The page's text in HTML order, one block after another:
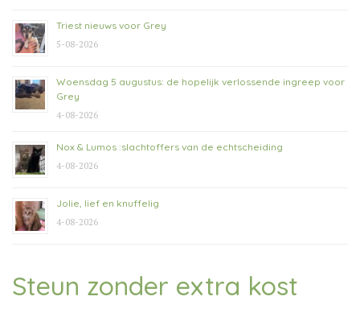
Triest nieuws voor Grey
5-08-2026
Woensdag 5 augustus: de hopelijk verlossende ingreep voor
Grey
4-08-2026
Nox & Lumos :slachtoffers van de echtscheiding
4-08-2026
Jolie, lief en knuffelig
4-08-2026
Steun zonder extra kost